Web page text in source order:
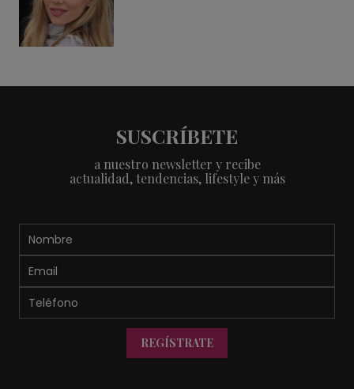
SUSCRÍBETE
a nuestro newsletter y recibe
actualidad, tendencias, lifestyle y más
REGÍSTRATE